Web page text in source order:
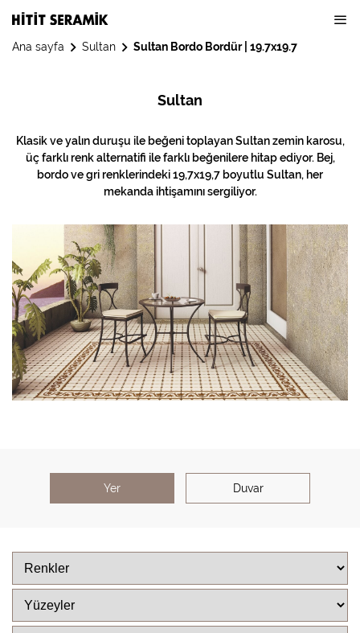
Ana sayfa Sultan Sultan Bordo Bordür | 19.7x19.7
Sultan
Klasik ve yalın duruşu ile beğeni toplayan Sultan zemin karosu,
üç farklı renk alternatifi ile farklı beğenilere hitap ediyor. Bej,
bordo ve gri renklerindeki 19,7x19,7 boyutlu Sultan, her
mekanda ihtişamını sergiliyor.
Yer Duvar